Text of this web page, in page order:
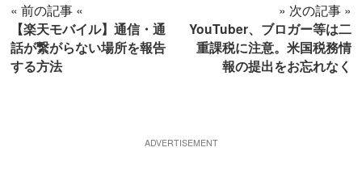
« 前の記事 «
【楽天モバイル】通信・通
話が繋がらない場所を報告
する方法
» 次の記事 »
YouTuber、ブロガー等は二
重課税に注意。米国税務情
報の提出をお忘れなく